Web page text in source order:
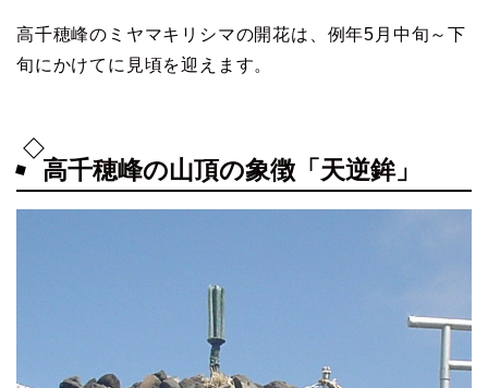
高千穂峰のミヤマキリシマの開花は、例年5月中旬～下
旬にかけてに見頃を迎えます。
高千穂峰の山頂の象徴「天逆鉾」